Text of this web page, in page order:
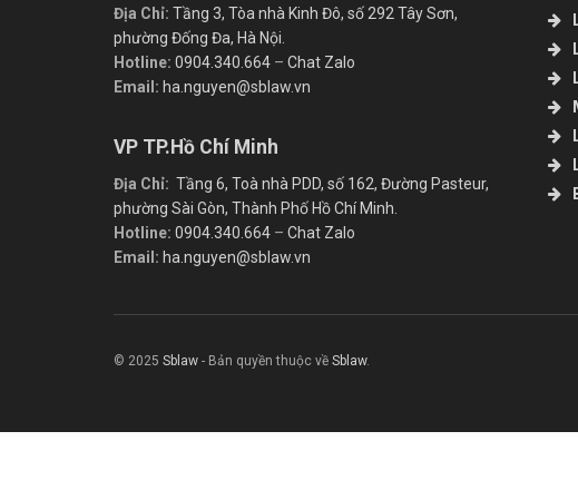
Địa Chỉ: Tầng 3, Tòa nhà Kinh Đô, số 292 Tây Sơn,
phường Đống Đa, Hà Nội.
Hotline: 0904.340.664 – Chat Zalo
Email: ha.nguyen@sblaw.vn
VP TP.Hồ Chí Minh
Địa Chỉ: Tầng 6, Toà nhà PDD, số 162, Đường Pasteur,
phường Sài Gòn, Thành Phố Hồ Chí Minh.
Hotline: 0904.340.664 – Chat Zalo
Email: ha.nguyen@sblaw.vn
© 2025 Sblaw - Bản quyền thuộc về Sblaw.